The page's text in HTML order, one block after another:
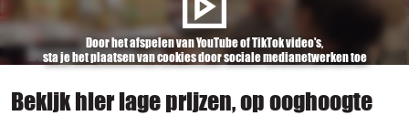
Door het afspelen van YouTube of TikTok video's,
sta je het plaatsen van cookies door sociale medianetwerken toe
Bekijk hier lage prijzen, op ooghoogte